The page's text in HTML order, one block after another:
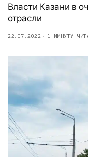
Власти Казани в
отрасли
22.07.2022 1 МИНУТУ